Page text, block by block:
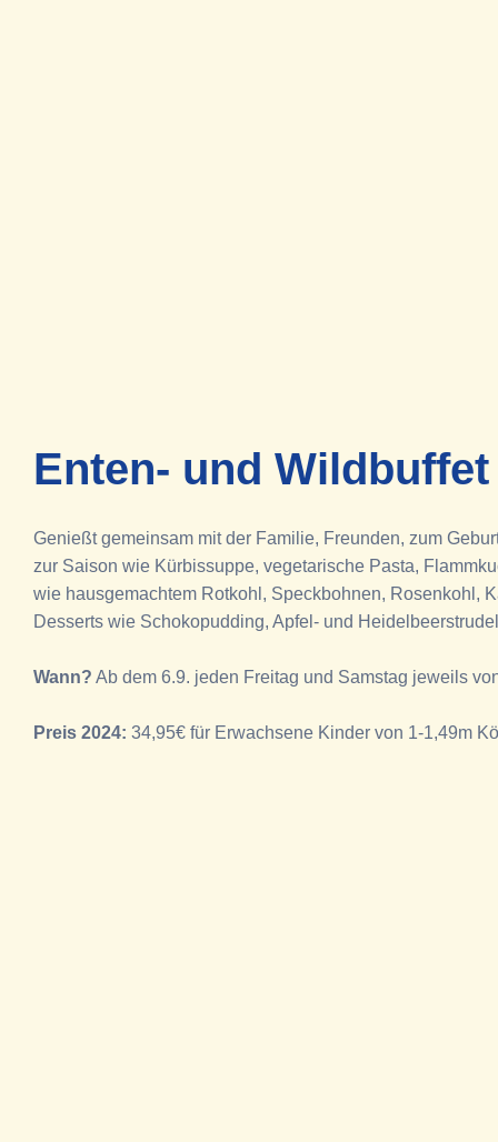
Enten- und Wildbuffet
Genießt gemeinsam mit der Familie, Freunden, zum
zur Saison wie Kürbissuppe, vegetarische Pasta,
wie hausgemachtem Rotkohl, Speckbohnen, Rosenkohl,
Desserts wie Schokopudding, Apfel- und
Wann? Ab dem 6.9. jeden Freitag und Samstag jeweils
Preis 2024: 34,95€ für Erwachsene Kinder von 1-1,49m